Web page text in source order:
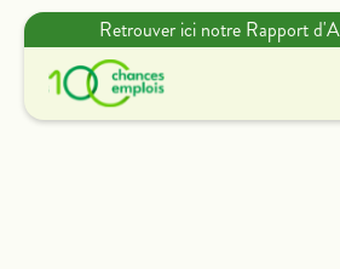
Retrouver ici notre Rapport